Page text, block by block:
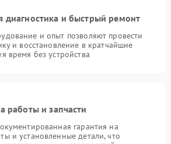
диагностика и быстрый ремонт
и опыт позволяют провести
и восстановление в кратчайшие
время без устройства
работы и запчасти
гарантия на
и установленные детали, что